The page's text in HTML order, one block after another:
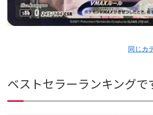
同じカ
ベストセラーランキングで